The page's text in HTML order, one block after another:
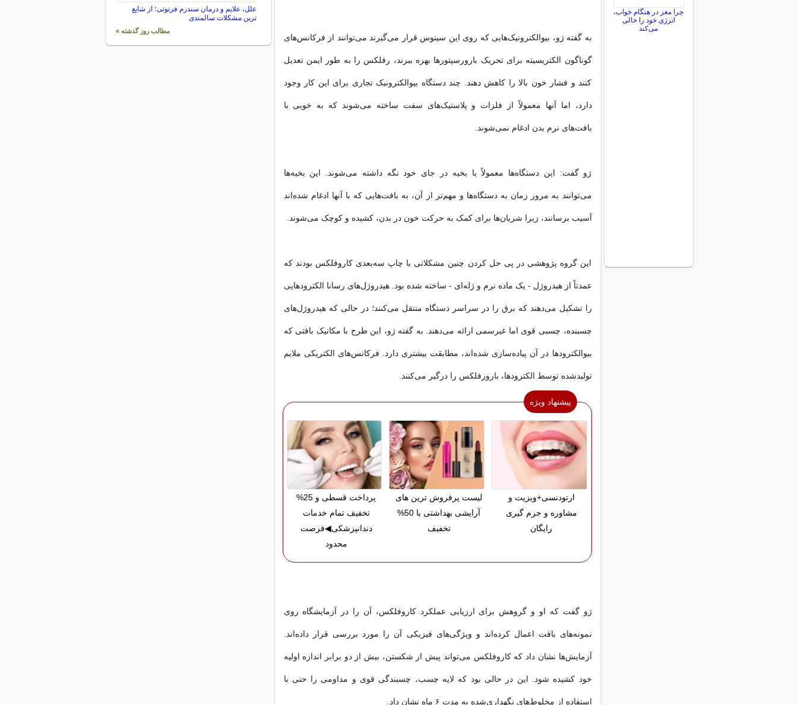
به گفته ژو، بیوالکترونیک‌هایی که روی این سینوس قرار می‌گیرند می‌توانند از فرکانس‌های
گوناگون الکتریسیته برای تحریک بارورسپتورها بهره ببرند، رفلکس را به طور ایمن تعدیل
کنند و فشار خون بالا را کاهش دهند. چند دستگاه بیوالکترونیک تجاری برای این کار وجود
دارد، اما آنها معمولاً از فلزات و پلاستیک‌های سفت ساخته می‌شوند که به خوبی با
بافت‌های نرم بدن ادغام نمی‌شوند.
ژو گفت: این دستگاه‌ها معمولاً با بخیه در جای خود نگه داشته می‌شوند. این بخیه‌ها
می‌توانند به مرور زمان به دستگاه‌ها و مهم‌تر از آن، به بافت‌هایی که با آنها ادغام شده‌اند
آسیب برسانند، زیرا شریان‌ها برای کمک به حرکت خون در بدن، کشیده و کوچک می‌شوند.
این گروه پژوهشی در پی حل کردن چنین مشکلاتی با چاپ سه‌بعدی کاروفلکس بودند که
عمدتاً از هیدروژل - یک ماده نرم و ژله‌ای - ساخته شده بود. هیدروژل‌های رسانا الکترودهایی
را تشکیل می‌دهند که برق را در سراسر دستگاه منتقل می‌کنند؛ در حالی که هیدروژل‌های
چسبنده، چسبی قوی اما غیرسمی ارائه می‌دهند. به گفته ژو، این طرح با مکانیک بافتی که
بیوالکترودها در آن پیاده‌سازی شده‌اند، مطابقت بیشتری دارد. فرکانس‌های الکتریکی ملایم
تولیدشده توسط الکترودها، بارورفلکس را درگیر می‌کنند.
پیشنهاد ویژه
ارتودنسی+ویزیت و
مشاوره و جرم گیری
رایگان
لیست پرفروش ترین های
آرایشی بهداشتی با 50%
تخفیف
پرداخت قسطی و 25%
تخفیف تمام خدمات
دندانپزشکی◀فرصت
محدود
ژو گفت که او و گروهش برای ارزیابی عملکرد کاروفلکس، آن را در آزمایشگاه روی
نمونه‌های بافت اعمال کرده‌اند و ویژگی‌های فیزیکی آن را مورد بررسی قرار داده‌اند.
آزمایش‌ها نشان داد که کاروفلکس می‌تواند پیش از شکستن، بیش از دو برابر اندازه اولیه
خود کشیده شود. این در حالی بود که لایه چسب، چسبندگی قوی و مداومی را حتی با
استفاده از مخلوط‌های نگهداری‌شده به مدت ۶ ماه نشان داد.
چرا مغز در هنگام خواب،
انرژی خود را خالی
می‌کند
علل، علایم و درمان سندرم فرتوتی؛ از شایع
ترین مشکلات سالمندی
مطالب روز گذشته »